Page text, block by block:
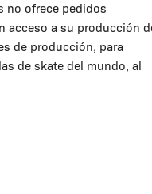
no ofrece pedidos
acceso a su producción
de producción, para
de skate del mundo, al